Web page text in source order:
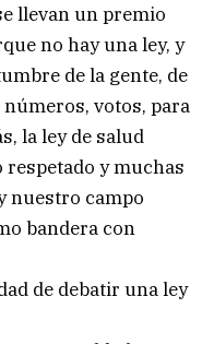
llevan un premio
no hay una ley, y
de la gente, de
votos, para
la ley de salud
y muchas
nuestro campo
bandera con
de debatir una ley